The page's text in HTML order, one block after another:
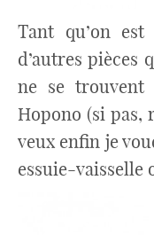
Tant qu’on
d’autres
ne se trouvent
Hopono (si pas,
veux enfin je
essuie-vaisselle